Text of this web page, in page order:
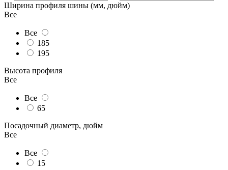
Ширина профиля шины (мм, дюйм)
Все
Все
185
195
Высота профиля
Все
Все
65
Посадочный диаметр, дюйм
Все
Все
15